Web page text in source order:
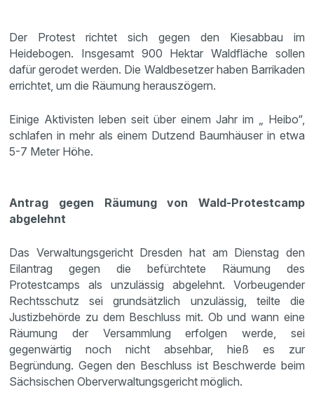
Der Protest richtet sich gegen den Kiesabbau im
Heidebogen. Insgesamt 900 Hektar Waldfläche sollen
dafür gerodet werden. Die Waldbesetzer haben Barrikaden
errichtet, um die Räumung herauszögern.
Einige Aktivisten leben seit über einem Jahr im „ Heibo“,
schlafen in mehr als einem Dutzend Baumhäuser in etwa
5-7 Meter Höhe.
Antrag gegen Räumung von Wald-Protestcamp
abgelehnt
Das Verwaltungsgericht Dresden hat am Dienstag den
Eilantrag gegen die befürchtete Räumung des
Protestcamps als unzulässig abgelehnt. Vorbeugender
Rechtsschutz sei grundsätzlich unzulässig, teilte die
Justizbehörde zu dem Beschluss mit. Ob und wann eine
Räumung der Versammlung erfolgen werde, sei
gegenwärtig noch nicht absehbar, hieß es zur
Begründung. Gegen den Beschluss ist Beschwerde beim
Sächsischen Oberverwaltungsgericht möglich.